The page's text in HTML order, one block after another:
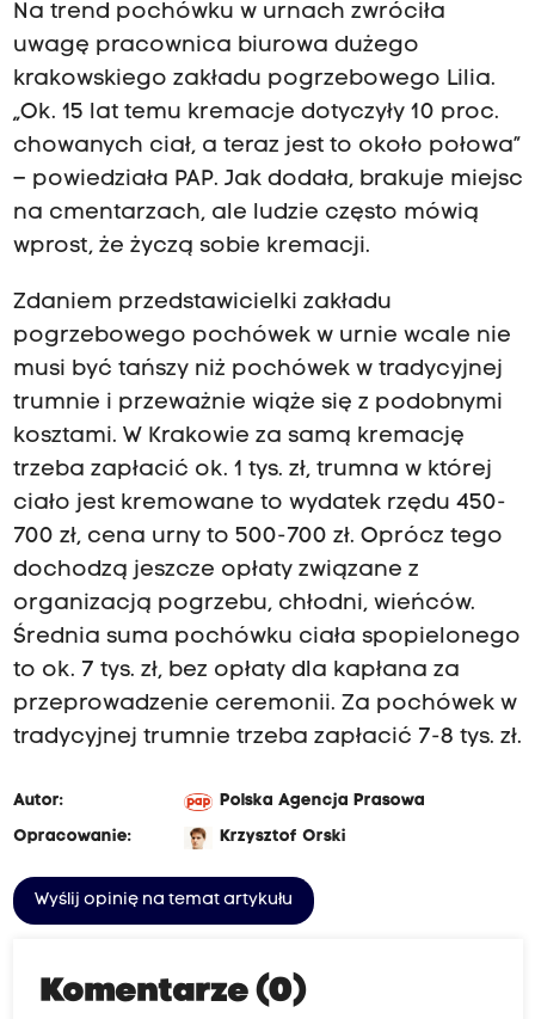
Na trend pochówku w urnach zwróciła
uwagę pracownica biurowa dużego
krakowskiego zakładu pogrzebowego Lilia.
„Ok. 15 lat temu kremacje dotyczyły 10 proc.
chowanych ciał, a teraz jest to około połowa”
– powiedziała PAP. Jak dodała, brakuje miejsc
na cmentarzach, ale ludzie często mówią
wprost, że życzą sobie kremacji.
Zdaniem przedstawicielki zakładu
pogrzebowego pochówek w urnie wcale nie
musi być tańszy niż pochówek w tradycyjnej
trumnie i przeważnie wiąże się z podobnymi
kosztami. W Krakowie za samą kremację
trzeba zapłacić ok. 1 tys. zł, trumna w której
ciało jest kremowane to wydatek rzędu 450-
700 zł, cena urny to 500-700 zł. Oprócz tego
dochodzą jeszcze opłaty związane z
organizacją pogrzebu, chłodni, wieńców.
Średnia suma pochówku ciała spopielonego
to ok. 7 tys. zł, bez opłaty dla kapłana za
przeprowadzenie ceremonii. Za pochówek w
tradycyjnej trumnie trzeba zapłacić 7-8 tys. zł.
Autor:
Polska Agencja Prasowa
Opracowanie:
Krzysztof Orski
Wyślij opinię na temat artykułu
Komentarze (0)